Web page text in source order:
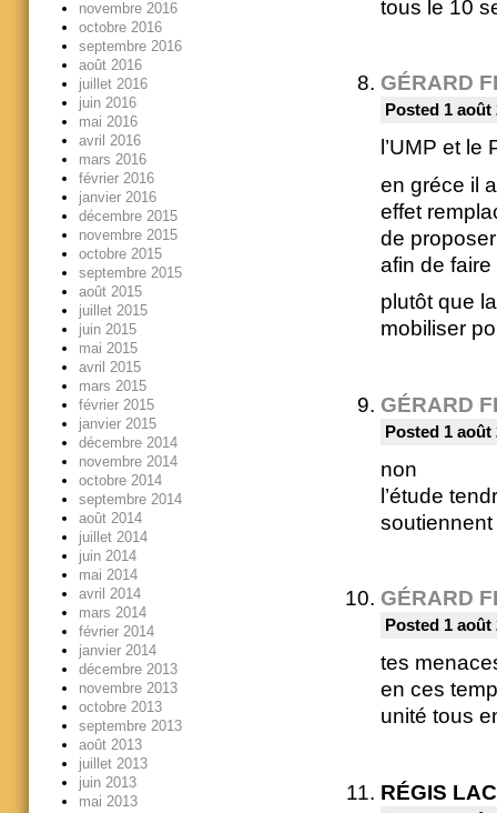
tous le 10
GÉRARD
Posted 1
l’UMP et
en gréce il
effet
de
afin de faire
plutôt que
mobiliser
GÉRARD
Posted 1
non
l’étude
GÉRARD
Posted 1
tes
en ces
unité tous
RÉGIS
novembre 2016
octobre 2016
septembre 2016
août 2016
juillet 2016
juin 2016
mai 2016
avril 2016
mars 2016
février 2016
janvier 2016
décembre 2015
novembre 2015
octobre 2015
septembre 2015
août 2015
juillet 2015
juin 2015
mai 2015
avril 2015
mars 2015
février 2015
janvier 2015
décembre 2014
novembre 2014
octobre 2014
septembre 2014
août 2014
juillet 2014
juin 2014
mai 2014
avril 2014
mars 2014
février 2014
janvier 2014
décembre 2013
novembre 2013
octobre 2013
septembre 2013
août 2013
juillet 2013
juin 2013
mai 2013